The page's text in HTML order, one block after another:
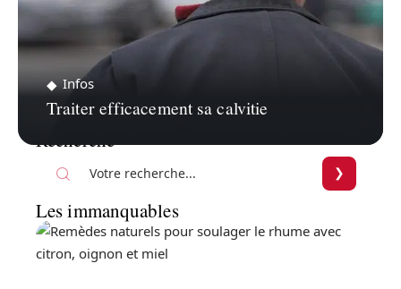
Infos
Traiter efficacement sa calvitie
Recherche
Les immanquables